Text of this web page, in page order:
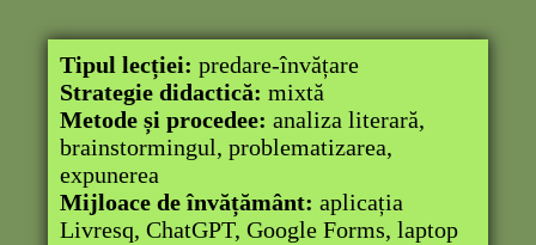
Tipul lecției: predare-învățare
Strategie didactică: mixtă
Metode și procedee: analiza literară,
brainstormingul, problematizarea,
expunerea
Mijloace de învățământ: aplicația
Livresq, ChatGPT, Google Forms, laptop